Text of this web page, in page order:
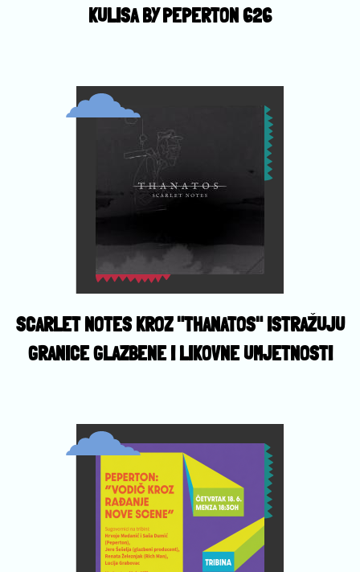
KULISA BY PEPERTON 626
SCARLET NOTES KROZ "THANATOS" ISTRAŽUJU
GRANICE GLAZBENE I LIKOVNE UMJETNOSTI